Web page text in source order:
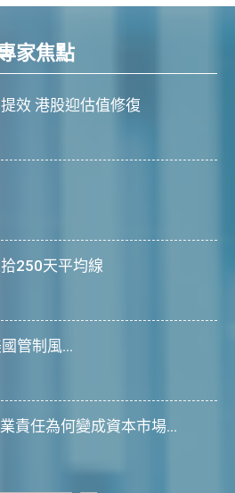
家焦點
效 港股迎估值修復
250天平均線
管制風...
責任為何變成資本市場...